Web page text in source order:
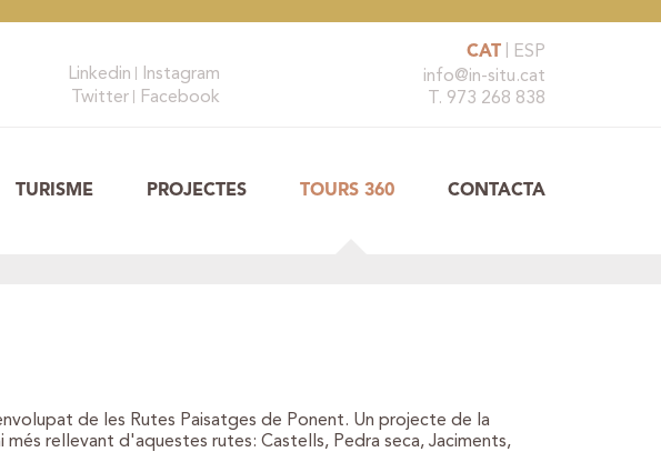
Linkedin
Instagram
Twitter
Facebook
ESP
CAT
info@in-situ.cat
T. 973 268 838
TURISME PROJECTES TOURS 360 CONTACTA
de les Rutes Paisatges de Ponent. Un projecte de la
rellevant d'aquestes rutes: Castells, Pedra seca, Jaciments,